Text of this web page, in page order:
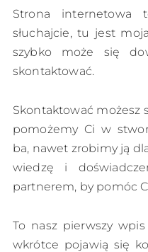
Strona internetowa
słuchajcie, tu jest
szybko może się
skontaktować.
Skontaktować możesz
pomożemy Ci w
ba, nawet zrobimy ją
wiedzę i
partnerem, by pomóc
To nasz pierwszy
wkrótce pojawią się